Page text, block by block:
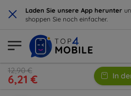
× Laden Sie unsere App herunter
shoppen Sie noch einfacher.
12,90 €
6,21 € In